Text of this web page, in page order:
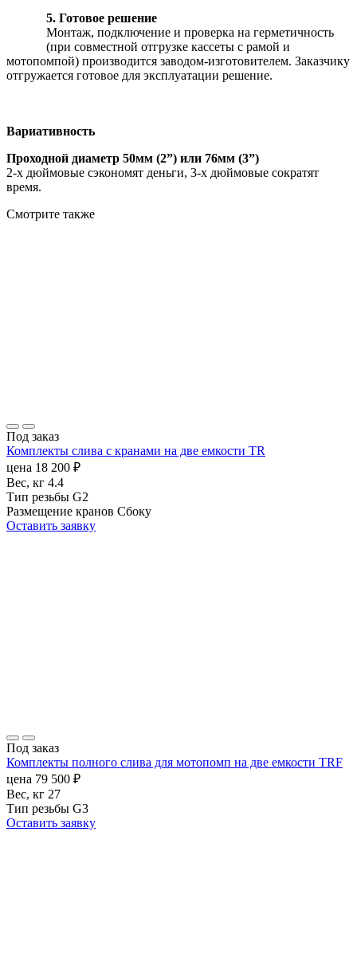
5. Готовое решение
Монтаж, подключение и проверка на герметичность
(при совместной отгрузке кассеты с рамой и
мотопомпой) производится заводом-изготовителем. Заказчику
отгружается готовое для эксплуатации решение.
Вариативность
Проходной диаметр 50мм (2”) или 76мм (3”)
2-х дюймовые сэкономят деньги, 3-х дюймовые сократят
время.
Смотрите также
Под заказ
Комплекты слива с кранами на две емкости TR
цена 18 200 ₽
Вес, кг 4.4
Тип резьбы G2
Размещение кранов Сбоку
Оставить заявку
Под заказ
Комплекты полного слива для мотопомп на две емкости TRF
цена 79 500 ₽
Вес, кг 27
Тип резьбы G3
Оставить заявку